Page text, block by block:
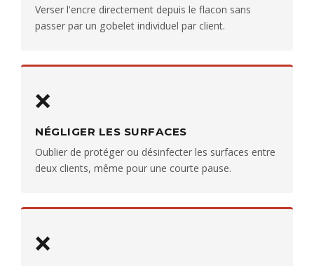
Verser l'encre directement depuis le flacon sans
passer par un gobelet individuel par client.
❌
NÉGLIGER LES SURFACES
Oublier de protéger ou désinfecter les surfaces entre
deux clients, même pour une courte pause.
❌